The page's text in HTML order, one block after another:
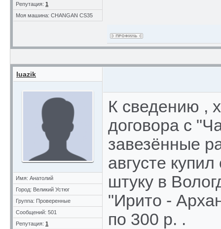
Репутация: 1
Моя машина: CHANGAN CS35
luazik
Имя: Анатолий
Город: Великий Устюг
Группа: Проверенные
Сообщений: 501
Репутация: 1
К сведению ,
договора с
завезённые
августе
штуку в
"Ирито -
по 300 р. .